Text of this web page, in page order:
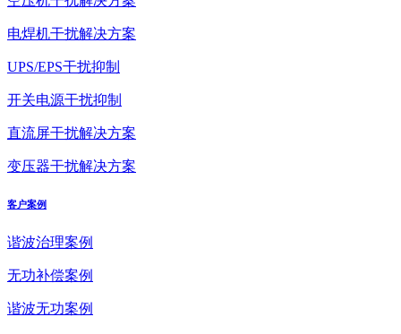
电焊机干扰解决方案
UPS/EPS干扰抑制
开关电源干扰抑制
直流屏干扰解决方案
变压器干扰解决方案
客户案例
谐波治理案例
无功补偿案例
谐波无功案例